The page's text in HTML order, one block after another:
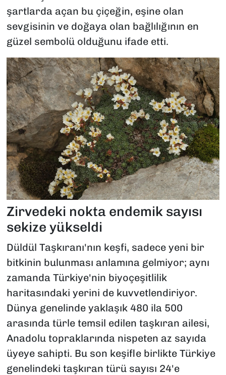
şartlarda açan bu çiçeğin, eşine olan
sevgisinin ve doğaya olan bağlılığının en
güzel sembolü olduğunu ifade etti.
Zirvedeki nokta endemik sayısı
sekize yükseldi
Düldül Taşkıranı'nın keşfi, sadece yeni bir
bitkinin bulunması anlamına gelmiyor; aynı
zamanda Türkiye'nin biyoçeşitlilik
haritasındaki yerini de kuvvetlendiriyor.
Dünya genelinde yaklaşık 480 ila 500
arasında türle temsil edilen taşkıran ailesi,
Anadolu topraklarında nispeten az sayıda
üyeye sahipti. Bu son keşifle birlikte Türkiye
genelindeki taşkıran türü sayısı 24'e